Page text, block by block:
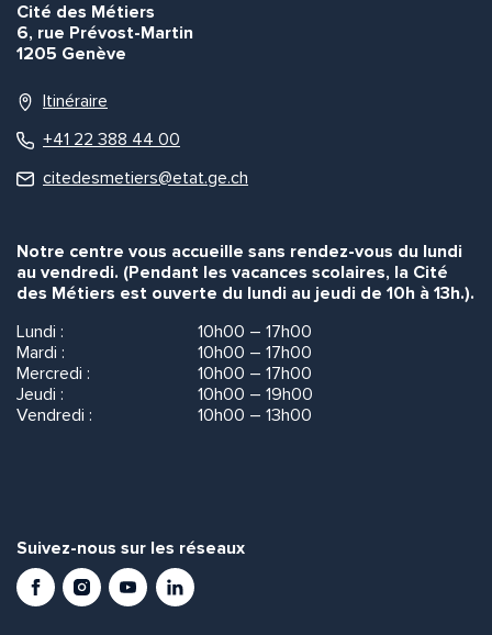
Cité des Métiers
6, rue Prévost-Martin
1205 Genève
Itinéraire
+41 22 388 44 00
citedesmetiers@etat.ge.ch
Notre centre vous accueille sans rendez-vous du lundi
au vendredi. (Pendant les vacances scolaires, la Cité
des Métiers est ouverte du lundi au jeudi de 10h à 13h.).
Lundi :
10h00 – 17h00
Mardi :
10h00 – 17h00
Mercredi :
10h00 – 17h00
Jeudi :
10h00 – 19h00
Vendredi :
10h00 – 13h00
Suivez-nous sur les réseaux
FacebookInstagramYoutubeLinkedIn